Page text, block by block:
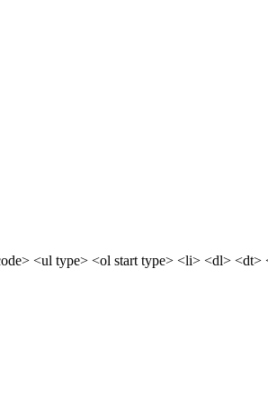
<ul type> <ol start type> <li> <dl> <dt>